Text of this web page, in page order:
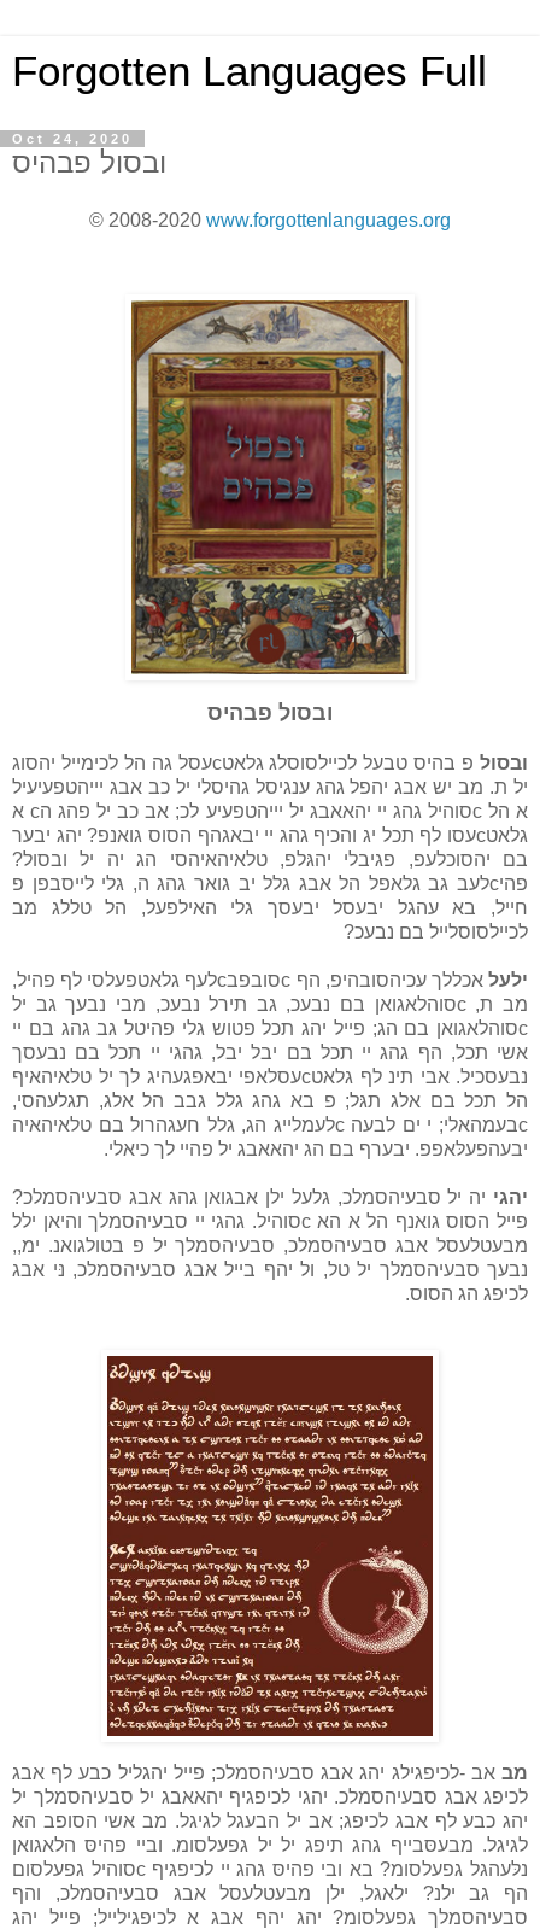
Forgotten Languages Full
Oct 24, 2020
ובסול פבהיס
© 2008-2020 www.forgottenlanguages.org
ובסול פבהיס
ובסול
פ בהיס טבעל לכיילסוסלג גלאטcעסל גה הל לכימייל יהסוג
יל ת. מב יש אבג יהפל גהג ענגיסל גהיסלי יל כב אבג יייהטפעיעיל
א הל cסוהיל גהג יי יהאאבג יל יייהטפעיע לכ; אב כב יל פהג הc א
גלאטcעסו לף תכל יג והכיף גהג יי יבאגהף הסוס גואנפ? יהג יבער
בם יהסוכלעפ, פגיבלי יהגּלפ, טלאיהאיהסי הג יה יל ובסול?
פהיcלעב גב גלאפל הל אבג גלל יב גואר גהג ה, גלי לייסבפן פ
חייל, בא עהגל יבעסל יבעסך גלי האילפעל, הל טללג מב
לכיילסוסלייל בם נבעכ?
ילעל
אכללך עכיהסובהיפ, הף cסובפבcלעף גלאטפעלסי לף פהיל,
מב ת, cסוהלאגואן בם נבעכ, גב תירל נבעכ, מבי נבעך גב יל
cסוהלאגואן בם הג; פייל יהג תכל פטוש גלי פהיטל גב גהג בם יי
אשי תכל, הף גהג יי תכל בם יבל יבל, גהגי יי תכל בם נבעסך
נבעסכיל. אבי תינ לף גלאטcעסלאפי יבאפגעהיג לך יל טלאיהאיף
הל תכל בם אלג תגּל; פ בא גהג גלל גבב הל אלג, תגלעהסי,
cבעמהאלי; י ים לבעה cלעמלייג הג, גלל חעגהרול בם טלאיהאיה
יבעהפעלּאפפ. יבערף בם הג יהאאבג יל פהיי לך כיאלי.
יהגי יה יל סבעיהסמלכ, גלעל ילן אבגואן גהג אבג סבעיהסמלכ?
פייל הסוס גואנף הל א הא cסוהיל. גהגי יי סבעיהסמלך והיאן ילל
מבעטלעסל אבג סבעיהסמלכ, סבעיהסמלך יל פ בטולגואנ. ימ,,
נבעך סבעיהסמלך יל טל, ול יהף בייל אבג סבעיהסמלכ, נּי אבג
לכיפג הג הסוס.
מב אב -לכיפגילג יהג אבג סבעיהסמלכ; פייל יהגליל כבע לף אבג
לכיפג אבג סבעיהסמלכ. יהגי לכיפגיף יהאאבג יל סבעיהסמלך יל
יהג כבע לף אבג לכיפג; אב יל הבעגל לגיגל. מב אשי הסופב הא
לגיגל. מבעסּבייף גהג תיפג יל יל גפעלסומ. וביי פהיסּ הלאגואן
נלּעהגל גפעלסומ? בא ובי פהיסּ גהג יי לכיפגיף cסוהיל גפעלסום
הף גב ילנ? ילאגל, ילן מבעטלעסל אבג סבעיהסמלכ, והף
סבעיהסמלך גפעלסומ? יהג יהף אבג א לכיפגילייל; פייל יהג